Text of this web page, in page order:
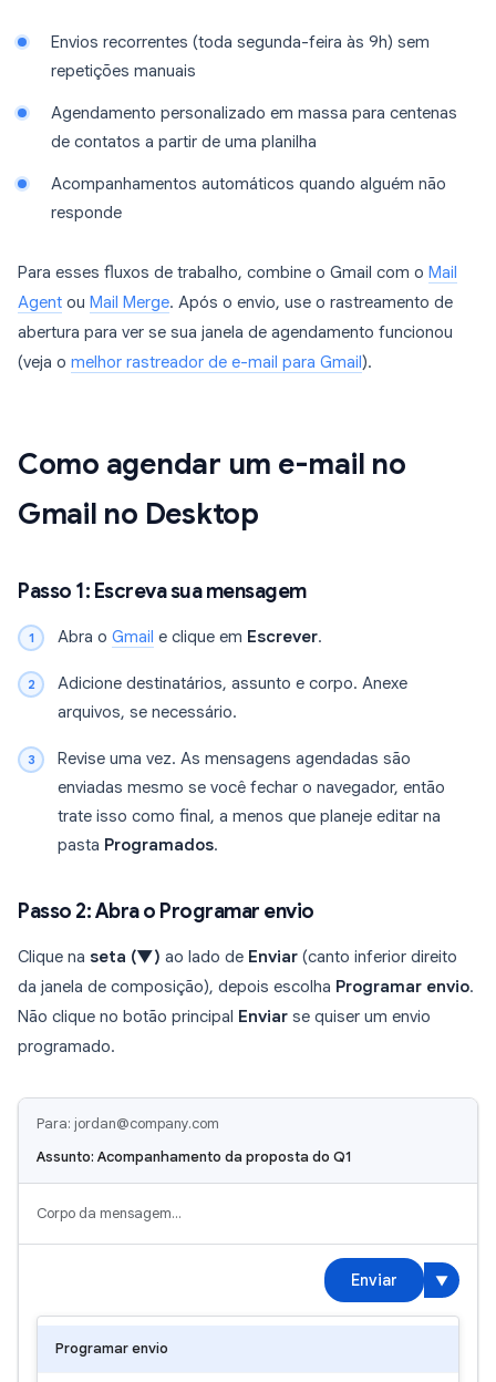
Envios recorrentes (toda segunda-feira às 9h) sem
repetições manuais
Agendamento personalizado em massa para centenas
de contatos a partir de uma planilha
Acompanhamentos automáticos quando alguém não
responde
Para esses fluxos de trabalho, combine o Gmail com o Mail
Agent ou Mail Merge. Após o envio, use o rastreamento de
abertura para ver se sua janela de agendamento funcionou
(veja o melhor rastreador de e-mail para Gmail ).
Como agendar um e-mail no
Gmail no Desktop
Passo 1: Escreva sua mensagem
Abra o Gmail e clique em Escrever.
Adicione destinatários, assunto e corpo. Anexe
arquivos, se necessário.
Revise uma vez. As mensagens agendadas são
enviadas mesmo se você fechar o navegador, então
trate isso como final, a menos que planeje editar na
pasta Programados.
Passo 2: Abra o Programar envio
Clique na seta (▼) ao lado de Enviar (canto inferior direito
da janela de composição), depois escolha Programar envio.
Não clique no botão principal Enviar se quiser um envio
programado.
Para: jordan@company.com
Assunto: Acompanhamento da proposta do Q1
Corpo da mensagem…
Enviar ▼
Programar envio